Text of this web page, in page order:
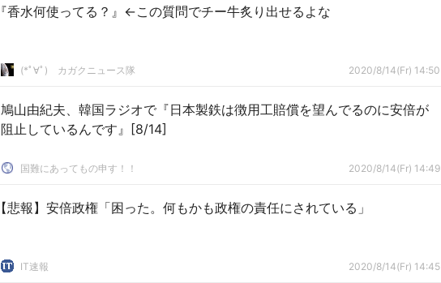
『香水何使ってる？』←この質問でチー牛炙り出せるよな
(*ﾟ∀ﾟ)ゞカガクニュース隊 2020/8/14(Fr) 14:50
鳩山由紀夫、韓国ラジオで『日本製鉄は徴用工賠償を望んでるのに安倍が
阻止しているんです』[8/14]
国難にあってもの申す！！ 2020/8/14(Fr) 14:49
【悲報】安倍政権「困った。何もかも政権の責任にされている」
IT速報 2020/8/14(Fr) 14:45